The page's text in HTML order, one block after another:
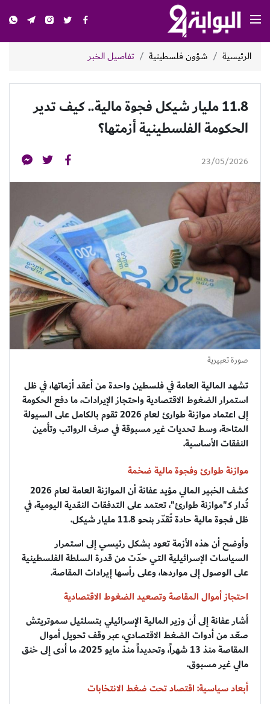
الرئيسية شؤون فلسطينية تفاصيل الخبر
11.8 مليار شيكل فجوة مالية.. كيف تدير
الحكومة الفلسطينية أزمتها؟
23/05/2026
صورة تعبيرية
تشهد المالية العامة في فلسطين واحدة من أعقد أزماتها، في ظل
استمرار الضغوط الاقتصادية واحتجاز الإيرادات، ما دفع الحكومة
إلى اعتماد موازنة طوارئ لعام 2026 تقوم بالكامل على السيولة
المتاحة، وسط تحديات غير مسبوقة في صرف الرواتب وتأمين
النفقات الأساسية.
موازنة طوارئ وفجوة مالية ضخمة
كشف الخبير المالي مؤيد عفانة أن الموازنة العامة لعام 2026
تُدار كـ"موازنة طوارئ"، تعتمد على التدفقات النقدية اليومية، في
ظل فجوة مالية حادة تُقدّر بنحو 11.8 مليار شيكل.
وأوضح أن هذه الأزمة تعود بشكل رئيسي إلى استمرار
السياسات الإسرائيلية التي حدّت من قدرة السلطة الفلسطينية
على الوصول إلى مواردها، وعلى رأسها إيرادات المقاصة.
احتجاز أموال المقاصة وتصعيد الضغوط الاقتصادية
أشار عفانة إلى أن وزير المالية الإسرائيلي بتسلئيل سموتريتش
صعّد من أدوات الضغط الاقتصادي، عبر وقف تحويل أموال
المقاصة منذ 13 شهراً، وتحديداً منذ مايو 2025، ما أدى إلى خنق
مالي غير مسبوق.
أبعاد سياسية: اقتصاد تحت ضغط الانتخابات